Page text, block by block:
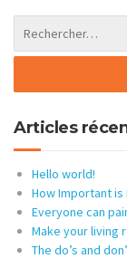
Articles
Hello world!
How Important is
Everyone can
Make your living
The do’s and